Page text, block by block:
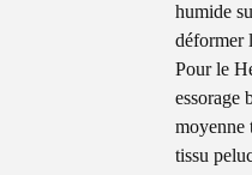
humide
déformer
Pour le
essorage
moyenne
tissu